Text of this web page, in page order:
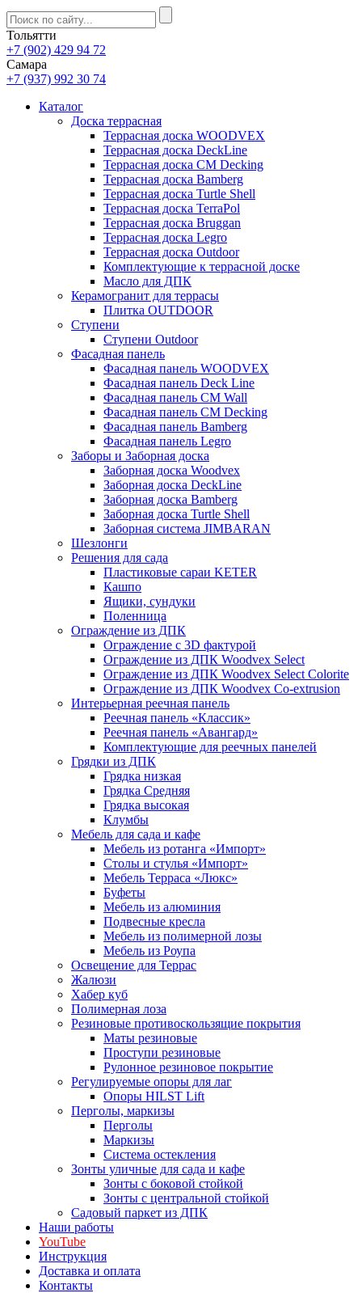
Тольятти
+7 (902) 429 94 72
Самара
+7 (937) 992 30 74
Каталог
Доска террасная
Террасная доска WOODVEX
Террасная доска DeckLine
Террасная доска CM Decking
Террасная доска Bamberg
Террасная доска Turtle Shell
Террасная доска TerraPol
Террасная доска Bruggan
Террасная доска Legro
Террасная доска Outdoor
Комплектующие к террасной доске
Масло для ДПК
Керамогранит для террасы
Плитка OUTDOOR
Ступени
Ступени Outdoor
Фасадная панель
Фасадная панель WOODVEX
Фасадная панель Deck Line
Фасадная панель CM Wall
Фасадная панель CM Decking
Фасадная панель Bamberg
Фасадная панель Legro
Заборы и Заборная доска
Заборная доска Woodvex
Заборная доска DeckLine
Заборная доска Bamberg
Заборная доска Turtle Shell
Заборная система JIMBARAN
Шезлонги
Решения для сада
Пластиковые сараи KETER
Кашпо
Ящики, сундуки
Поленница
Ограждение из ДПК
Ограждение с 3D фактурой
Ограждение из ДПК Woodvex Select
Ограждение из ДПК Woodvex Select Colorite
Ограждение из ДПК Woodvex Co-extrusion
Интерьерная реечная панель
Реечная панель «Классик»
Реечная панель «Авангард»
Комплектующие для реечных панелей
Грядки из ДПК
Грядка низкая
Грядка Средняя
Грядка высокая
Клумбы
Мебель для сада и кафе
Мебель из ротанга «Импорт»
Столы и стулья «Импорт»
Мебель Терраса «Люкс»
Буфеты
Мебель из алюминия
Подвесные кресла
Мебель из полимерной лозы
Мебель из Роупа
Освещение для Террас
Жалюзи
Хабер куб
Полимерная лоза
Резиновые противоскользящие покрытия
Маты резиновые
Проступи резиновые
Рулонное резиновое покрытие
Регулируемые опоры для лаг
Опоры HILST Lift
Перголы, маркизы
Перголы
Маркизы
Система остекления
Зонты уличные для сада и кафе
Зонты с боковой стойкой
Зонты с центральной стойкой
Садовый паркет из ДПК
Наши работы
YouTube
Инструкция
Доставка и оплата
Контакты